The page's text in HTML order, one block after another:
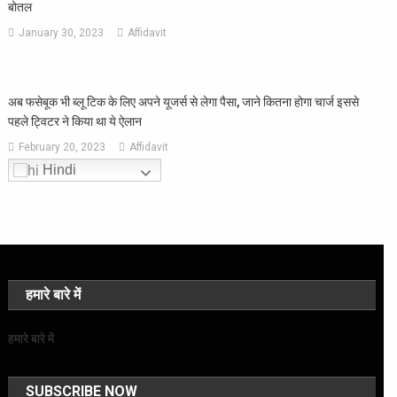
बोतल
January 30, 2023 Affidavit
अब फसेबूक भी ब्लू टिक के लिए अपने यूजर्स से लेगा पैसा, जाने कितना होगा चार्ज इससे
पहले ट्विटर ने किया था ये ऐलान
February 20, 2023 Affidavit
Hindi
हमारे बारे में
हमारे बारे में
SUBSCRIBE NOW